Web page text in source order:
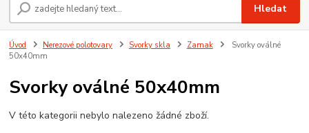
Hledat
Úvod Nerezové polotovary Svorky skla Zamak
Svorky oválné
50x40mm
Svorky oválné 50x40mm
V této kategorii nebylo nalezeno žádné zboží.